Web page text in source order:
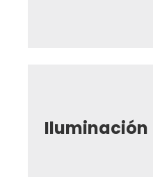
Iluminación